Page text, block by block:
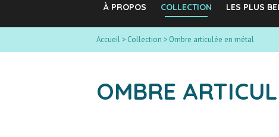
À PROPOS COLLECTION LES PLUS
Accueil > Collection > Ombre articulée en métal
OMBRE